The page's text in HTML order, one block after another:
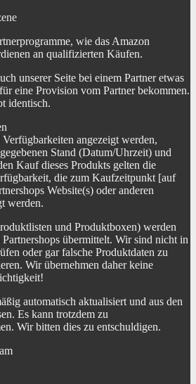
wie das Amazon
an qualifizierten Käufen.
unserer Seite bei einem Partner etwas
eine Provision vom Partner bekommen.
identisch.
angezeigt werden,
Stand (Datum/Uhrzeit) und
Kauf dieses Produkts gelten die
die zum Kaufzeitpunkt [auf
Website(s) oder anderen
werden.
und Produktboxen) werden
übermittelt. Wir sind nicht in
oder gar falsche Produktdaten zu
Wir übernehmen daher keine
automatisch aktualisiert und aus den
Es kann trotzdem zu
Wir bitten dies zu entschuldigen.